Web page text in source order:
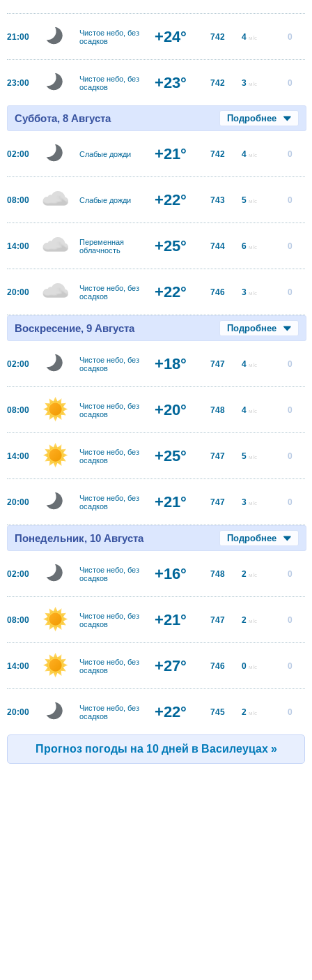
21:00
Чистое небо, без
осадков
+24° 742 4 м/с 0
23:00
Чистое небо, без
осадков
+23° 742 3 м/с 0
Суббота, 8 Августа Подробнее
02:00 Слабые дожди +21° 742 4 м/с 0
08:00 Слабые дожди +22° 743 5 м/с 0
14:00
Переменная
облачность
+25° 744 6 м/с 0
20:00
Чистое небо, без
осадков
+22° 746 3 м/с 0
Воскресение, 9 Августа Подробнее
02:00
Чистое небо, без
осадков
+18° 747 4 м/с 0
08:00
Чистое небо, без
осадков
+20° 748 4 м/с 0
14:00
Чистое небо, без
осадков
+25° 747 5 м/с 0
20:00
Чистое небо, без
осадков
+21° 747 3 м/с 0
Понедельник, 10 Августа Подробнее
02:00
Чистое небо, без
осадков
+16° 748 2 м/с 0
08:00
Чистое небо, без
осадков
+21° 747 2 м/с 0
14:00
Чистое небо, без
осадков
+27° 746 0 м/с 0
20:00
Чистое небо, без
осадков
+22° 745 2 м/с 0
Прогноз погоды на 10 дней в Василеуцах »